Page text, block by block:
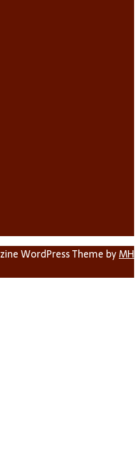
WordPress Theme byMH